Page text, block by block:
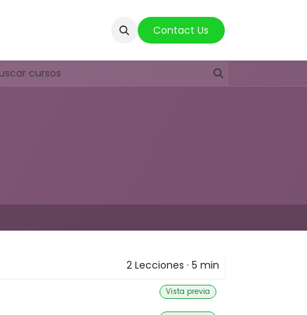
Contact Us​​
2 Lecciones · 5 min
Vista previa